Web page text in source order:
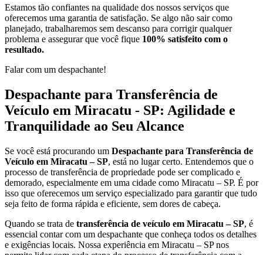
Estamos tão confiantes na qualidade dos nossos serviços que
oferecemos uma garantia de satisfação. Se algo não sair como
planejado, trabalharemos sem descanso para corrigir qualquer
problema e assegurar que você fique 100% satisfeito com o
resultado.
Falar com um despachante!
Despachante para Transferência de
Veículo em Miracatu - SP: Agilidade e
Tranquilidade ao Seu Alcance
Se você está procurando um Despachante para Transferência de
Veículo em Miracatu – SP, está no lugar certo. Entendemos que o
processo de transferência de propriedade pode ser complicado e
demorado, especialmente em uma cidade como Miracatu – SP. É por
isso que oferecemos um serviço especializado para garantir que tudo
seja feito de forma rápida e eficiente, sem dores de cabeça.
Quando se trata de transferência de veículo em Miracatu – SP, é
essencial contar com um despachante que conheça todos os detalhes
e exigências locais. Nossa experiência em Miracatu – SP nos